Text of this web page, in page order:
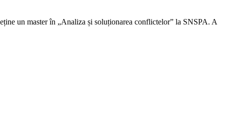
un master în „Analiza și soluționarea conflictelor” la SNSPA. A